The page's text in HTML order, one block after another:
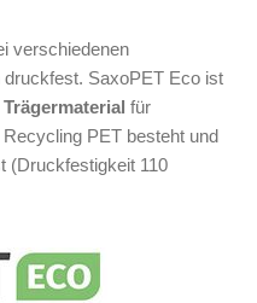
verschiedenen
druckfest. SaxoPET Eco ist
für
PET besteht und
(Druckfestigkeit 110